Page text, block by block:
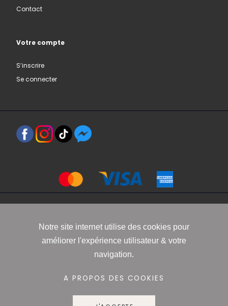
Contact
Votre compte
S’inscrire
Se connecter
Conditions générales de vente
confidentialité
Notre site internet utilise des cookies pour
améliorer l'expérience utilisateur & votre
navigation.
A PROPOS DES COOKIES